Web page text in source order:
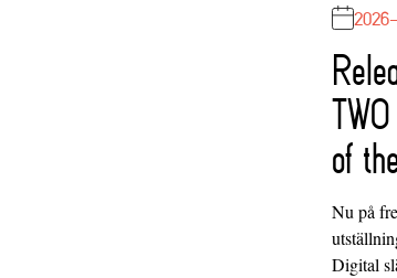
of
Nu på
Digital